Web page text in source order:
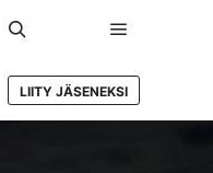
LIITY JÄSENEKSI